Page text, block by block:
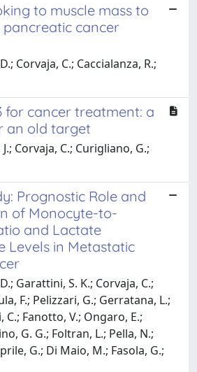
to muscle mass to
cancer
Corvaja, C.; Caccialanza, R.;
for cancer treatment: a
an old target
Corvaja, C.; Curigliano, G.;
Prognostic Role and
of Monocyte-to-
and Lactate
Levels in Metastatic
Garattini, S. K.; Corvaja, C.;
F.; Pelizzari, G.; Gerratana, L.;
Fanotto, V.; Ongaro, E.;
G. G.; Foltran, L.; Pella, N.;
G.; Di Maio, M.; Fasola, G.;